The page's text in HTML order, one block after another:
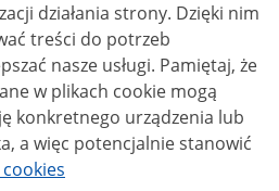
strony. Dzięki nim
treści do potrzeb
usługi. Pamiętaj, że
w plikach cookie mogą
konkretnego urządzenia lub
a więc potencjalnie stanowić